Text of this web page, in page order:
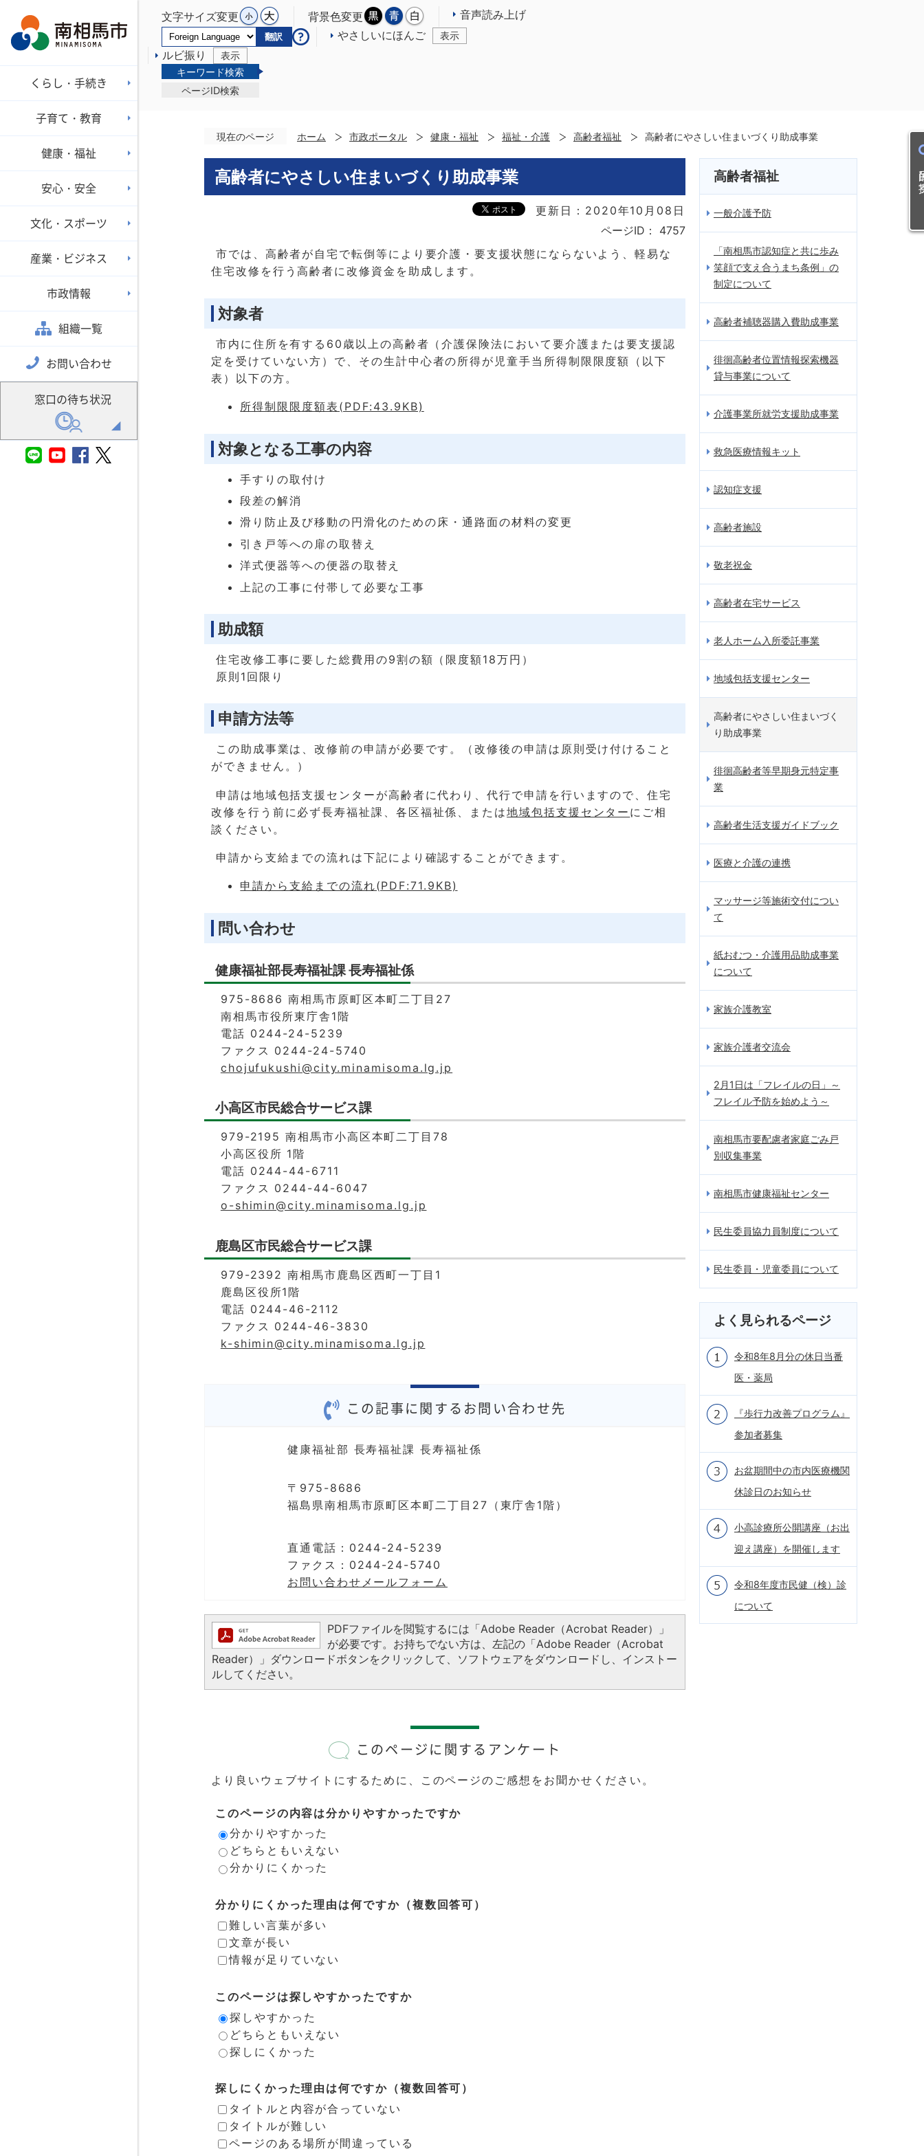
文字サイズ変更 背景色変更 音声読み上げ
翻訳 やさしいにほんご 表示
ルビ振り
表示
キーワード検索
ページID検索
くらし・手続き
子育て・教育
健康・福祉
安心・安全
文化・スポーツ
産業・ビジネス
市政情報
組織一覧
お問い合わせ
窓口の待ち状況
目
現在のページ ホーム 市政ポータル 健康・福祉 福祉・介護 高齢者福祉 高齢者にやさしい住まいづくり助成事業
高齢者にやさしい住まいづくり助成事業
更新日：2020年10月08日
ページID：
4757
市では、高齢者が自宅で転倒等により要介護・要支援状態にならないよう、軽易な
住宅改修を行う高齢者に改修資金を助成します。
対象者
市内に住所を有する60歳以上の高齢者（介護保険法において要介護または要支援認
定を受けていない方）で、その生計中心者の所得が児童手当所得制限限度額（以下
表）以下の方。
所得制限限度額表(PDF:43.9KB)
対象となる工事の内容
手すりの取付け
段差の解消
滑り防止及び移動の円滑化のための床・通路面の材料の変更
引き戸等への扉の取替え
洋式便器等への便器の取替え
上記の工事に付帯して必要な工事
助成額
住宅改修工事に要した総費用の9割の額（限度額18万円）
原則1回限り
申請方法等
この助成事業は、改修前の申請が必要です。（改修後の申請は原則受け付けること
ができません。）
申請は地域包括支援センターが高齢者に代わり、代行で申請を行いますので、住宅
改修を行う前に必ず長寿福祉課、各区福祉係、または地域包括支援センター にご相
談ください。
申請から支給までの流れは下記により確認することができます。
申請から支給までの流れ(PDF:71.9KB)
問い合わせ
健康福祉部長寿福祉課 長寿福祉係
975-8686 南相馬市原町区本町二丁目27
南相馬市役所東庁舎1階
電話 0244-24-5239
ファクス 0244-24-5740
chojufukushi@city.minamisoma.lg.jp
小高区市民総合サービス課
979-2195 南相馬市小高区本町二丁目78
小高区役所 1階
電話 0244-44-6711
ファクス 0244-44-6047
o-shimin@city.minamisoma.lg.jp
鹿島区市民総合サービス課
979-2392 南相馬市鹿島区西町一丁目1
鹿島区役所1階
電話 0244-46-2112
ファクス 0244-46-3830
k-shimin@city.minamisoma.lg.jp
この記事に関するお問い合わせ先
健康福祉部 長寿福祉課 長寿福祉係
〒975-8686
福島県南相馬市原町区本町二丁目27（東庁舎1階）
直通電話：0244-24-5239
ファクス：0244-24-5740
お問い合わせメールフォーム
PDFファイルを閲覧するには「Adobe Reader（Acrobat Reader）」
が必要です。お持ちでない方は、左記の「Adobe Reader（Acrobat
Reader）」ダウンロードボタンをクリックして、ソフトウェアをダウンロードし、インストー
ルしてください。
このページに関するアンケート
より良いウェブサイトにするために、このページのご感想をお聞かせください。
このページの内容は分かりやすかったですか
分かりやすかった
どちらともいえない
分かりにくかった
分かりにくかった理由は何ですか（複数回答可）
難しい言葉が多い
文章が長い
情報が足りていない
このページは探しやすかったですか
探しやすかった
どちらともいえない
探しにくかった
探しにくかった理由は何ですか（複数回答可）
タイトルと内容が合っていない
タイトルが難しい
ページのある場所が間違っている
高齢者福祉
一般介護予防
「南相馬市認知症と共に歩み
笑顔で支え合うまち条例」の
制定について
高齢者補聴器購入費助成事業
徘徊高齢者位置情報探索機器
貸与事業について
介護事業所就労支援助成事業
救急医療情報キット
認知症支援
高齢者施設
敬老祝金
高齢者在宅サービス
老人ホーム入所委託事業
地域包括支援センター
高齢者にやさしい住まいづく
り助成事業
徘徊高齢者等早期身元特定事
業
高齢者生活支援ガイドブック
医療と介護の連携
マッサージ等施術交付につい
て
紙おむつ・介護用品助成事業
について
家族介護教室
家族介護者交流会
2月1日は「フレイルの日」～
フレイル予防を始めよう～
南相馬市要配慮者家庭ごみ戸
別収集事業
南相馬市健康福祉センター
民生委員協力員制度について
民生委員・児童委員について
よく見られるページ
令和8年8月分の休日当番
医・薬局
『歩行力改善プログラム』
参加者募集
お盆期間中の市内医療機関
休診日のお知らせ
小高診療所公開講座（お出
迎え講座）を開催します
令和8年度市民健（検）診
について